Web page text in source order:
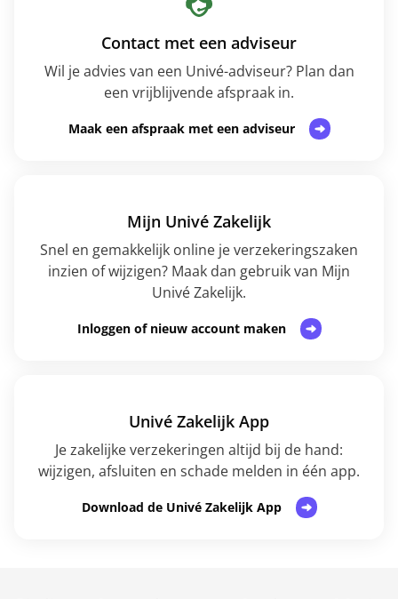
Contact met een adviseur
Wil je advies van een Univé-adviseur? Plan dan
een vrijblijvende afspraak in.
Maak een afspraak met een adviseur
Mijn Univé Zakelijk
Snel en gemakkelijk online je verzekeringszaken
inzien of wijzigen? Maak dan gebruik van Mijn
Univé Zakelijk.
Inloggen of nieuw account maken
Univé Zakelijk App
Je zakelijke verzekeringen altijd bij de hand:
wijzigen, afsluiten en schade melden in één app.
Download de Univé Zakelijk App